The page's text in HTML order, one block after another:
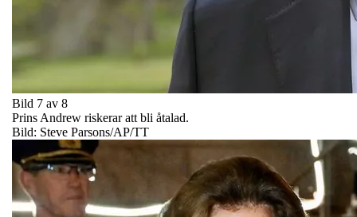
Bild 7 av 8
Prins Andrew riskerar att bli åtalad.
Bild: Steve Parsons/AP/TT